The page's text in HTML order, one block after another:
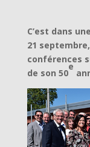
C’est dans
21
conférences
de son 50
e